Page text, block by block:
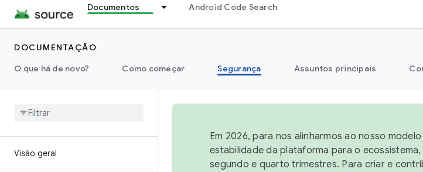
Documentos Android Code Search
DOCUMENTAÇÃO
O que há de novo?
Como começar Segurança Assuntos principais
Visão geral
Em 2026, para nos alinharmos ao nosso
estabilidade da plataforma para o
segundo e quarto trimestres. Para criar e